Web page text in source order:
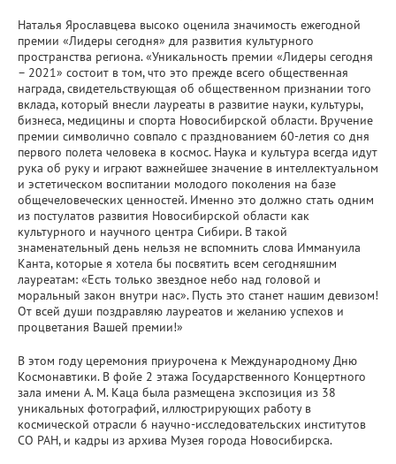
Наталья Ярославцева высоко оценила значимость ежегодной
премии «Лидеры сегодня» для развития культурного
пространства региона. «Уникальность премии «Лидеры сегодня
– 2021» состоит в том, что это прежде всего общественная
награда, свидетельствующая об общественном признании того
вклада, который внесли лауреаты в развитие науки, культуры,
бизнеса, медицины и спорта Новосибирской области. Вручение
премии символично совпало с празднованием 60-летия со дня
первого полета человека в космос. Наука и культура всегда идут
рука об руку и играют важнейшее значение в интеллектуальном
и эстетическом воспитании молодого поколения на базе
общечеловеческих ценностей. Именно это должно стать одним
из постулатов развития Новосибирской области как
культурного и научного центра Сибири. В такой
знаменательный день нельзя не вспомнить слова Иммануила
Канта, которые я хотела бы посвятить всем сегодняшним
лауреатам: «Есть только звездное небо над головой и
моральный закон внутри нас». Пусть это станет нашим девизом!
От всей души поздравляю лауреатов и желанию успехов и
процветания Вашей премии!»
В этом году церемония приурочена к Международному Дню
Космонавтики. В фойе 2 этажа Государственного Концертного
зала имени А. М. Каца была размещена экспозиция из 38
уникальных фотографий, иллюстрирующих работу в
космической отрасли 6 научно-исследовательских институтов
СО РАН, и кадры из архива Музея города Новосибирска.